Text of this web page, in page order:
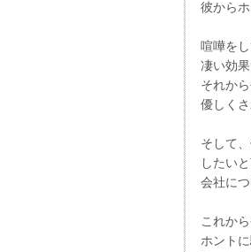
彼から
喧嘩を
凄い効果
それか
優しく
そして
したい
会社に
これか
ホント